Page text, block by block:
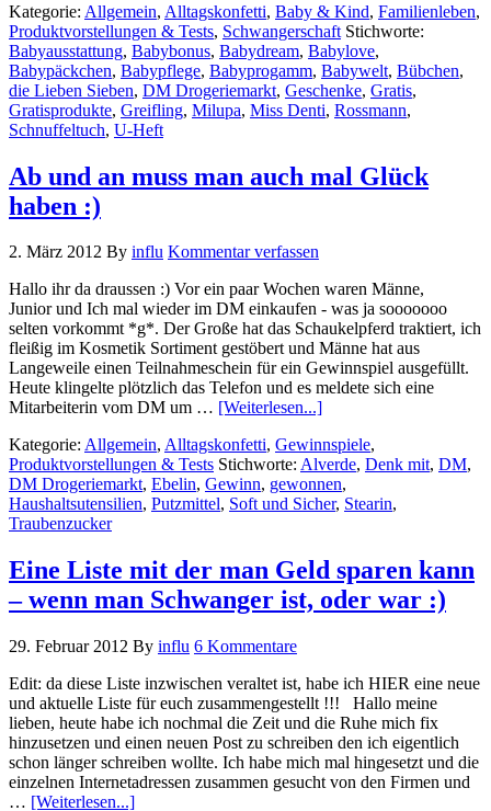
Kategorie: Allgemein, Alltagskonfetti, Baby & Kind, Familienleben,
Produktvorstellungen & Tests, Schwangerschaft Stichworte:
Babyausstattung, Babybonus, Babydream, Babylove,
Babypäckchen, Babypflege, Babyprogamm, Babywelt, Bübchen,
die Lieben Sieben, DM Drogeriemarkt, Geschenke, Gratis,
Gratisprodukte, Greifling, Milupa, Miss Denti, Rossmann,
Schnuffeltuch, U-Heft
Ab und an muss man auch mal Glück
haben :)
2. März 2012 By influ Kommentar verfassen
Hallo ihr da draussen :) Vor ein paar Wochen waren Männe,
Junior und Ich mal wieder im DM einkaufen - was ja sooooooo
selten vorkommt *g*. Der Große hat das Schaukelpferd traktiert, ich
fleißig im Kosmetik Sortiment gestöbert und Männe hat aus
Langeweile einen Teilnahmeschein für ein Gewinnspiel ausgefüllt.
Heute klingelte plötzlich das Telefon und es meldete sich eine
Mitarbeiterin vom DM um … [Weiterlesen...]
Kategorie: Allgemein, Alltagskonfetti, Gewinnspiele,
Produktvorstellungen & Tests Stichworte: Alverde, Denk mit, DM,
DM Drogeriemarkt, Ebelin, Gewinn, gewonnen,
Haushaltsutensilien, Putzmittel, Soft und Sicher, Stearin,
Traubenzucker
Eine Liste mit der man Geld sparen kann
– wenn man Schwanger ist, oder war :)
29. Februar 2012 By influ 6 Kommentare
Edit: da diese Liste inzwischen veraltet ist, habe ich HIER eine neue
und aktuelle Liste für euch zusammengestellt !!! Hallo meine
lieben, heute habe ich nochmal die Zeit und die Ruhe mich fix
hinzusetzen und einen neuen Post zu schreiben den ich eigentlich
schon länger schreiben wollte. Ich habe mich mal hingesetzt und die
einzelnen Internetadressen zusammen gesucht von den Firmen und
… [Weiterlesen...]